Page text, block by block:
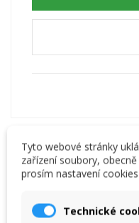
Opis
Komentarze(0)
Tyto webové stránky
zařízení soubory,
prosím nastavení
Technické